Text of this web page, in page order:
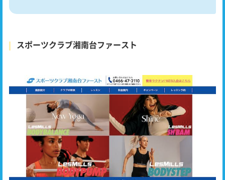
スポーツクラブ湘南台ファースト